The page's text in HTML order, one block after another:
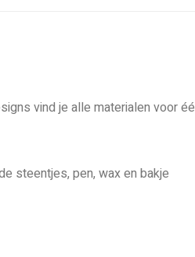
vind je alle materialen voor
steentjes, pen, wax en bakje